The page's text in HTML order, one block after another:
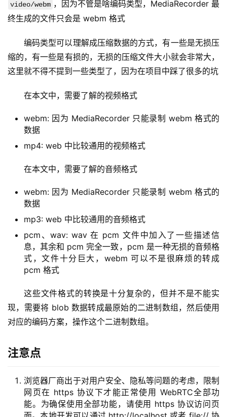
video/webm ，因为不管是啥编码类型，MediaRecorder 最
终生成的文件只会是 webm 格式
编码类型可以理解成压缩数据的方式，有一些是无损压
缩的，有一些是有损的，无损的压缩文件大小就会非常大，
这里就不得不提到一些类型了，因为在项目中踩了很多的坑
在本文中，需要了解的视频格式
webm: 因为 MediaRecorder 只能录制 webm 格式的
数据
mp4: web 中比较通用的视频格式
在本文中，需要了解的音频格式
webm: 因为 MediaRecorder 只能录制 webm 格式的
数据
mp3: web 中比较通用的音频格式
pcm、wav: wav 在 pcm 文件中加入了一些描述信
息，其余和 pcm 完全一致，pcm 是一种无损的音频格
式，文件十分巨大，webm 可以不是很麻烦的转成
pcm 格式
这些文件格式的转换是十分复杂的，但并不是不能实
现，需要将 blob 数据转成最原始的二进制数组，然后使用
对应的编码方案，操作这个二进制数组。
注意点
浏览器厂商出于对用户安全、隐私等问题的考虑，限制
网页在 https 协议下才能正常使用 WebRTC全部功
能。为确保使用全部功能，请使用 https 协议访问页